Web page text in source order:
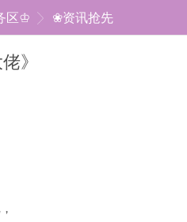
区♔ ❀资讯抢先
》